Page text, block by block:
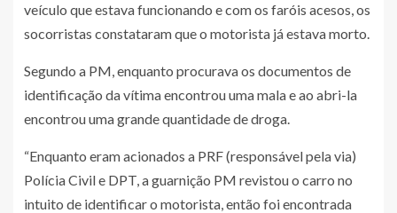
veículo que estava funcionando e com os faróis acesos, os
socorristas constataram que o motorista já estava morto.
Segundo a PM, enquanto procurava os documentos de
identificação da vítima encontrou uma mala e ao abri-la
encontrou uma grande quantidade de droga.
“Enquanto eram acionados a PRF (responsável pela via)
Polícia Civil e DPT, a guarnição PM revistou o carro no
intuito de identificar o motorista, então foi encontrada